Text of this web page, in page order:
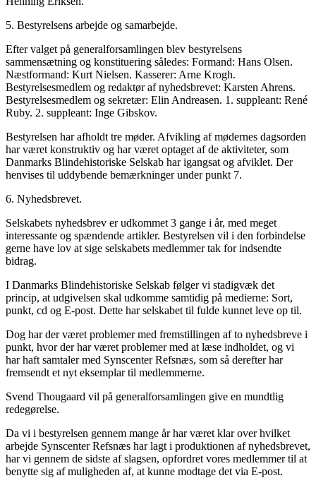
5. Bestyrelsens arbejde og samarbejde.
Efter valget på generalforsamlingen blev bestyrelsens
sammensætning og konstituering således: Formand: Hans Olsen.
Næstformand: Kurt Nielsen. Kasserer: Arne Krogh.
Bestyrelsesmedlem og redaktør af nyhedsbrevet: Karsten Ahrens.
Bestyrelsesmedlem og sekretær: Elin Andreasen. 1. suppleant: René
Ruby. 2. suppleant: Inge Gibskov.
Bestyrelsen har afholdt tre møder. Afvikling af mødernes dagsorden
har været konstruktiv og har været optaget af de aktiviteter, som
Danmarks Blindehistoriske Selskab har igangsat og afviklet. Der
henvises til uddybende bemærkninger under punkt 7.
6. Nyhedsbrevet.
Selskabets nyhedsbrev er udkommet 3 gange i år, med meget
interessante og spændende artikler. Bestyrelsen vil i den forbindelse
gerne have lov at sige selskabets medlemmer tak for indsendte
bidrag.
I Danmarks Blindehistoriske Selskab følger vi stadigvæk det
princip, at udgivelsen skal udkomme samtidig på medierne: Sort,
punkt, cd og E-post. Dette har selskabet til fulde kunnet leve op til.
Dog har der været problemer med fremstillingen af to nyhedsbreve i
punkt, hvor der har været problemer med at læse indholdet, og vi
har haft samtaler med Synscenter Refsnæs, som så derefter har
fremsendt et nyt eksemplar til medlemmerne.
Svend Thougaard vil på generalforsamlingen give en mundtlig
redegørelse.
Da vi i bestyrelsen gennem mange år har været klar over hvilket
arbejde Synscenter Refsnæs har lagt i produktionen af nyhedsbrevet,
har vi gennem de sidste af slagsen, opfordret vores medlemmer til at
benytte sig af muligheden af, at kunne modtage det via E-post.